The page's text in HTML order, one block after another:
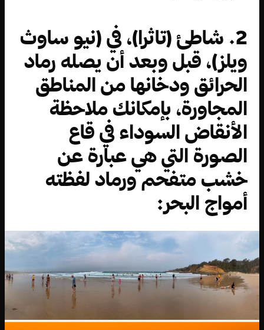
2. شاطئ (تاثرا)، في (نيو ساوث
ويلز)، قبل وبعد أن يصله رماد
الحرائق ودخانها من المناطق
المجاورة، بإمكانك ملاحظة
الأنقاض السوداء في قاع
الصورة التي هي عبارة عن
خشب متفحم ورماد لفظته
أمواج البحر: